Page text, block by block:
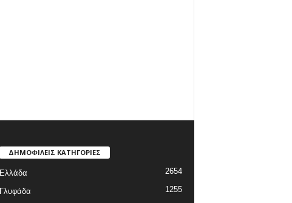
ΔΗΜΟΦΙΛΕΙΣ ΚΑΤΗΓΟΡΙΕΣ
Ελλάδα 2654
Γλυφάδα
1255